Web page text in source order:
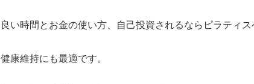
良い時間とお金の使い方、自己投資されるならピラティス
健康維持にも最適です。